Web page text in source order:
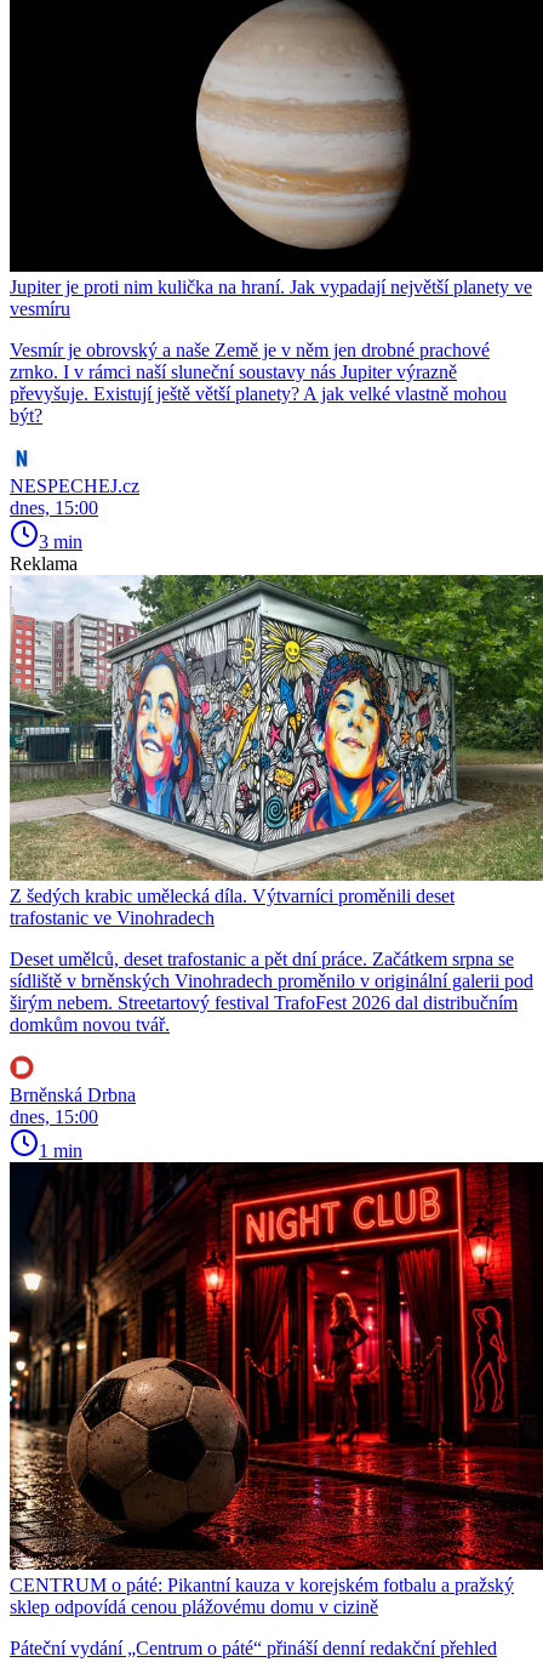
Jupiter je proti nim kulička na hraní. Jak vypadají největší planety ve
vesmíru
Vesmír je obrovský a naše Země je v něm jen drobné prachové
zrnko. I v rámci naší sluneční soustavy nás Jupiter výrazně
převyšuje. Existují ještě větší planety? A jak velké vlastně mohou
být?
NESPECHEJ.cz
dnes, 15:00
3 min
Reklama
Z šedých krabic umělecká díla. Výtvarníci proměnili deset
trafostanic ve Vinohradech
Deset umělců, deset trafostanic a pět dní práce. Začátkem srpna se
sídliště v brněnských Vinohradech proměnilo v originální galerii pod
širým nebem. Streetartový festival TrafoFest 2026 dal distribučním
domkům novou tvář.
Brněnská Drbna
dnes, 15:00
1 min
CENTRUM o páté: Pikantní kauza v korejském fotbalu a pražský
sklep odpovídá cenou plážovému domu v cizině
Páteční vydání „Centrum o páté“ přináší denní redakční přehled